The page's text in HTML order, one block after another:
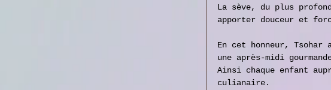
La sève, du plus
apporter douceur et
En cet honneur,
une après-midi
Ainsi chaque enfant
culianaire.